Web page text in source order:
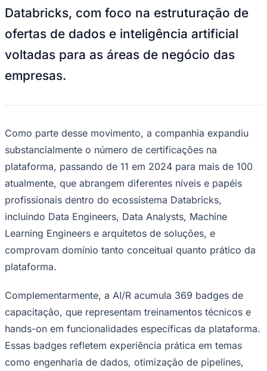
Anuncie no Portal
Guia de Empresas
Divulgar VagasNovo
Negócios Regionais
Turismo
Parques & Represas
Santana de ParnaíbaOsascoCarapicuíba JandiraItapevi CotiaPirapora
do Bom JesusAraçariguamaCajamarCaieirasFranco da
Embu das Artes
Para Sua Empresa
Anuncie Regional
Guia de Empresas
Vagas na Região
Hub de Negócios
Guia Comercial
Selo Verificado
Portal Educacional
Agenda de Vestibulares
Concursos
Panorama Econômico
Panorama Econômico
Para Sua Empresa
Databricks, com foco na estruturação de
ofertas de dados e inteligência artificial
voltadas para as áreas de negócio das
empresas.
Como parte desse movimento, a companhia expandiu
substancialmente o número de certificações na
plataforma, passando de 11 em 2024 para mais de 100
atualmente, que abrangem diferentes níveis e papéis
profissionais dentro do ecossistema Databricks,
incluindo Data Engineers, Data Analysts, Machine
Learning Engineers e arquitetos de soluções, e
comprovam domínio tanto conceitual quanto prático da
plataforma.
Complementarmente, a AI/R acumula 369 badges de
capacitação, que representam treinamentos técnicos e
hands-on em funcionalidades específicas da plataforma.
Essas badges refletem experiência prática em temas
como engenharia de dados, otimização de pipelines,